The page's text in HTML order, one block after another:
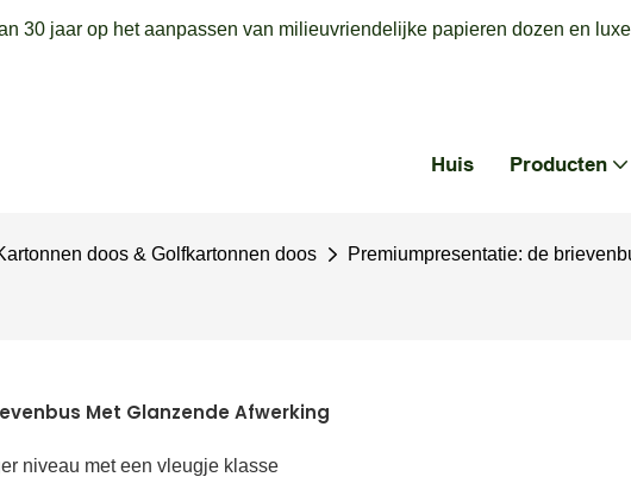
30 jaar op het aanpassen van milieuvriendelijke papieren dozen en
Huis Producten
doos & Golfkartonnen doos Premiumpresentatie: de
Met Glanzende Afwerking
niveau met een vleugje klasse